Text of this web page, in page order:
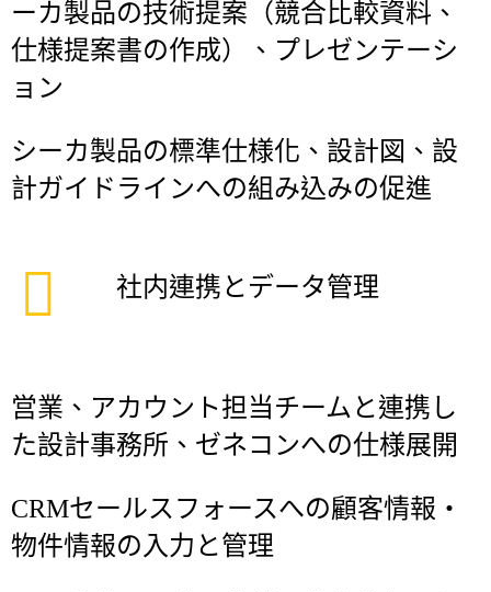
ーカ製品の技術提案（競合比較資料、
仕様提案書の作成）、プレゼンテーシ
ョン
シーカ製品の標準仕様化、設計図、設
計ガイドラインへの組み込みの促進
社内連携とデータ管理
営業、アカウント担当チームと連携し
た設計事務所、ゼネコンへの仕様展開
CRMセールスフォースへの顧客情報・
物件情報の入力と管理